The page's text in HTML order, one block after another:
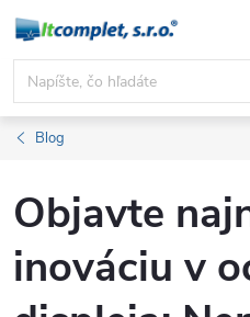
Prejsť
obsah
Blog
Objavte
inováciu v